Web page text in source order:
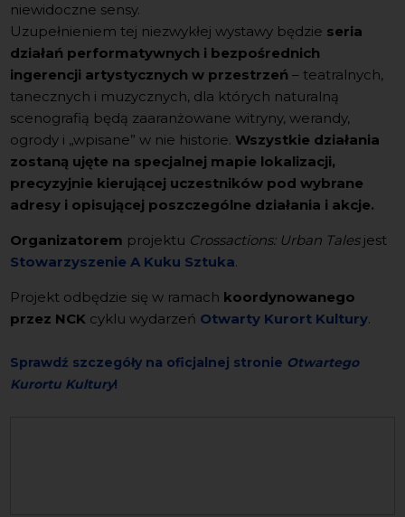
niewidoczne sensy.
Uzupełnieniem tej niezwykłej wystawy będzie seria
działań performatywnych i bezpośrednich
ingerencji artystycznych w przestrzeń – teatralnych,
tanecznych i muzycznych, dla których naturalną
scenografią będą zaaranżowane witryny, werandy,
ogrody i „wpisane” w nie historie.Wszystkie działania
zostaną ujęte na specjalnej mapie lokalizacji,
precyzyjnie kierującej uczestników pod wybrane
adresy i opisującej poszczególne działania i akcje.
Organizatorem projektu Crossactions: Urban Talesjest
Stowarzyszenie A Kuku Sztuka.
Projekt odbędzie się w ramach koordynowanego
przez NCK cyklu wydarzeń Otwarty Kurort Kultury.
Sprawdź szczegóły na oficjalnej stronie Otwartego
Kurortu Kultury!